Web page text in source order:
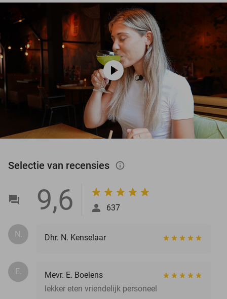
play_circle
Selectie van recensies info_outlined
9,6 637
N. Dhr. N. Kenselaar
E.
Mevr. E. Boelens
lekker eten vriendelijk personeel